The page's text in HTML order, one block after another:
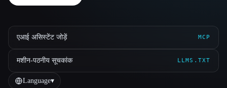
एआई असिस्टेंट जोड़ें MCP
मशीन-पठनीय सूचकांक LLMS.TXT
Language▾